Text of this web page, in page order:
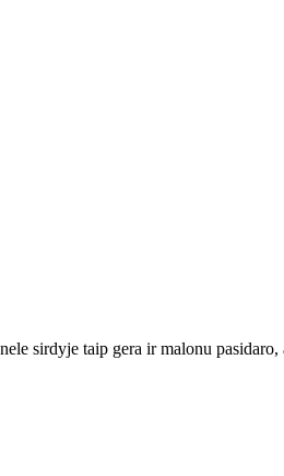
sirdyje taip gera ir malonu